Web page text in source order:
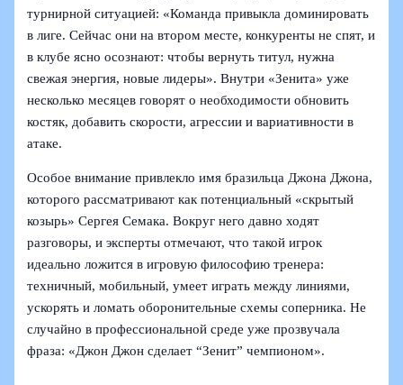
турнирной ситуацией: «Команда привыкла доминировать
в лиге. Сейчас они на втором месте, конкуренты не спят, и
в клубе ясно осознают: чтобы вернуть титул, нужна
свежая энергия, новые лидеры». Внутри «Зенита» уже
несколько месяцев говорят о необходимости обновить
костяк, добавить скорости, агрессии и вариативности в
атаке.
Особое внимание привлекло имя бразильца Джона Джона,
которого рассматривают как потенциальный «скрытый
козырь» Сергея Семака. Вокруг него давно ходят
разговоры, и эксперты отмечают, что такой игрок
идеально ложится в игровую философию тренера:
техничный, мобильный, умеет играть между линиями,
ускорять и ломать оборонительные схемы соперника. Не
случайно в профессиональной среде уже прозвучала
фраза: «Джон Джон сделает “Зенит” чемпионом».